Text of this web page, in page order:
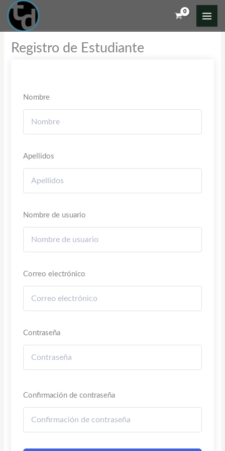
contenido
Registro de Estudiante
Nombre
Apellidos
Nombre de usuario
Correo electrónico
Contraseña
Confirmación de contraseña